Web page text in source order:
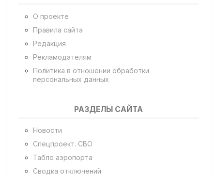
О проекте
Правила сайта
Редакция
Рекламодателям
Политика в отношении обработки
персональных данных
РАЗДЕЛЫ САЙТА
Новости
Спецпроект. СВО
Табло аэропорта
Сводка отключений